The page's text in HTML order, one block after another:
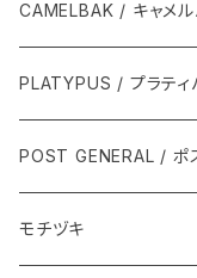
CAMELBAK / キャメル
PLATYPUS / プラティ
POST GENERAL / ポ
モチヅキ